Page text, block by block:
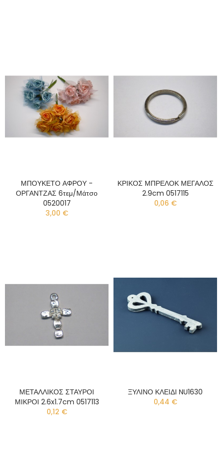
ΜΠΟΥΚΕΤΟ ΑΦΡΟΥ -
ΟΡΓΑΝΤΖΑΣ 6τεμ/μάτσο
0520017
3,00 €
ΚΡΙΚΟΣ ΜΠΡΕΛΟΚ ΜΕΓΑΛΟΣ
2.9cm 0517115
0,06 €
ΜΕΤΑΛΛΙΚΟΣ ΣΤΑΥΡΟΙ
ΜΙΚΡΟΙ 2.6x1.7cm 0517113
0,12 €
ΞΥΛΙΝΟ ΚΛΕΙΔΙ NU1630
0,44 €